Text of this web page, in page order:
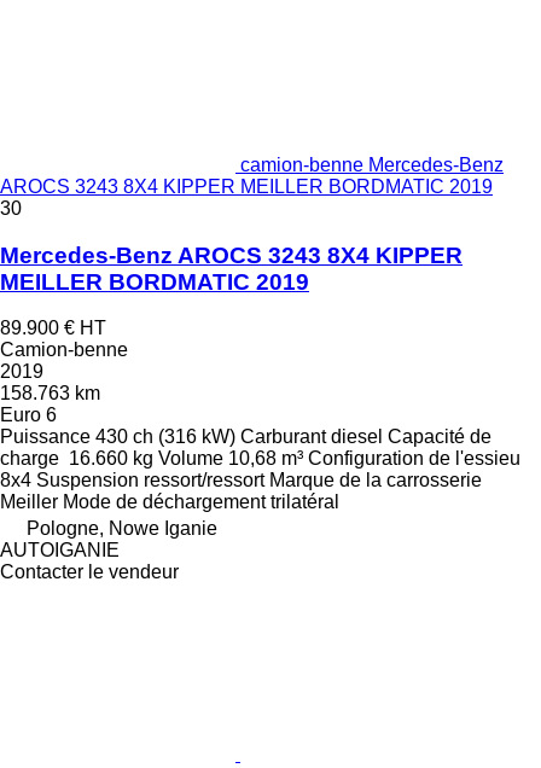
camion-benne Mercedes-Benz
AROCS 3243 8X4 KIPPER MEILLER BORDMATIC 2019
30
Mercedes-Benz AROCS 3243 8X4 KIPPER
MEILLER BORDMATIC 2019
89.900 € HT
Camion-benne
2019
158.763 km
Euro 6
Puissance 430 ch (316 kW) Carburant diesel Capacité de
charge 16.660 kg Volume 10,68 m³ Configuration de l'essieu
8x4 Suspension ressort/ressort Marque de la carrosserie
Meiller Mode de déchargement trilatéral
Pologne, Nowe Iganie
AUTOIGANIE
Contacter le vendeur